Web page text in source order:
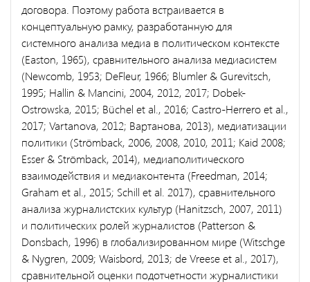
договора. Поэтому работа встраивается в
концептуальную рамку, разработанную для
системного анализа медиа в политическом контексте
(Easton, 1965), сравнительного анализа медиасистем
(Newcomb, 1953; DeFleur, 1966; Blumler & Gurevitsch,
1995; Hallin & Mancini, 2004, 2012, 2017; Dobek-
Ostrowska, 2015; Büchel et al., 2016; Castro-Herrero et al.,
2017; Vartanova, 2012; Вартанова, 2013), медиатизации
политики (Strömback, 2006, 2008, 2010, 2011; Kaid 2008;
Esser & Strömback, 2014), медиаполитического
взаимодействия и медиаконтента (Freedman, 2014;
Graham et al., 2015; Schill et al. 2017), сравнительного
анализа журналистских культур (Hanitzsch, 2007, 2011)
и политических ролей журналистов (Patterson &
Donsbach, 1996) в глобализированном мире (Witschge
& Nygren, 2009; Waisbord, 2013; de Vreese et al., 2017),
сравнительной оценки подотчетности журналистики